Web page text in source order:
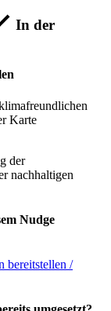
In der
Karte
der
nachhaltigen
Nudge
bereitstellen /